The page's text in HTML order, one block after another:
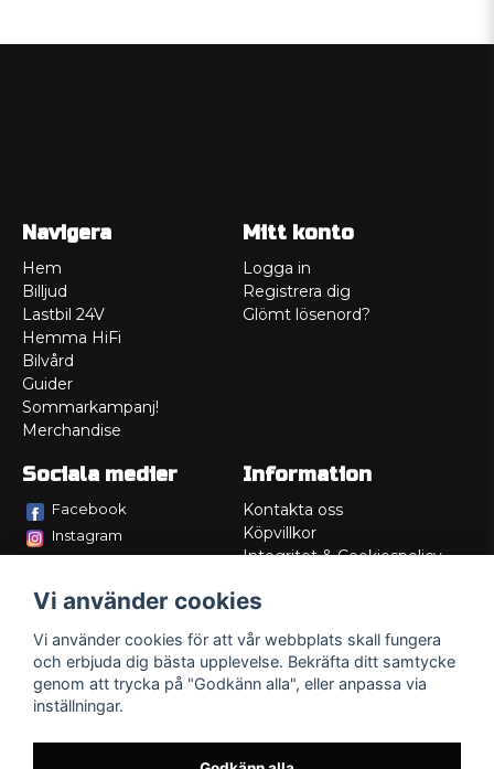
Navigera
Hem
Billjud
Lastbil 24V
Hemma HiFi
Bilvård
Guider
Sommarkampanj!
Merchandise
Mitt konto
Logga in
Registrera dig
Glömt lösenord?
Sociala medier
Facebook
Instagram
Information
Kontakta oss
Köpvillkor
Integritet & Cookiespolicy
Service/Garanti
Lådritning
Om oss
Vi använder cookies
Vi använder cookies för att vår webbplats skall fungera
och erbjuda dig bästa upplevelse. Bekräfta ditt samtycke
genom att trycka på "Godkänn alla", eller anpassa via
inställningar.